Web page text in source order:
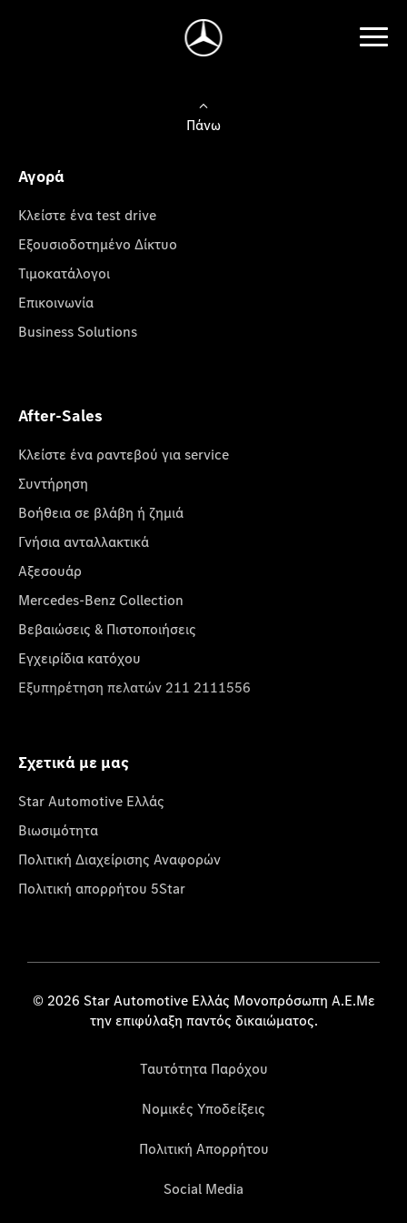
Πάνω
Αγορά
Κλείστε ένα test drive
Εξουσιοδοτημένο Δίκτυο
Τιμοκατάλογοι
Επικοινωνία
Business Solutions
After-Sales
Κλείστε ένα ραντεβού για service
Συντήρηση
Βοήθεια σε βλάβη ή ζημιά
Γνήσια ανταλλακτικά
Αξεσουάρ
Mercedes-Benz Collection
Βεβαιώσεις & Πιστοποιήσεις
Εγχειρίδια κατόχου
Εξυπηρέτηση πελατών 211 2111556
Σχετικά με μας
Star Automotive Ελλάς
Βιωσιμότητα
Πολιτική Διαχείρισης Αναφορών
Πολιτική απορρήτου 5Star
© 2026 Star Automotive Ελλάς Μονοπρόσωπη Α.Ε.Με
την επιφύλαξη παντός δικαιώματος.
Ταυτότητα Παρόχου
Νομικές Υποδείξεις
Πολιτική Απορρήτου
Social Media